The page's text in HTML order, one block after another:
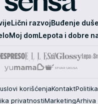
Lični razvojBuđenje duše
Moj domLepota i dobre
korišćenjaKontakt
privatnostiMarketingArhiva